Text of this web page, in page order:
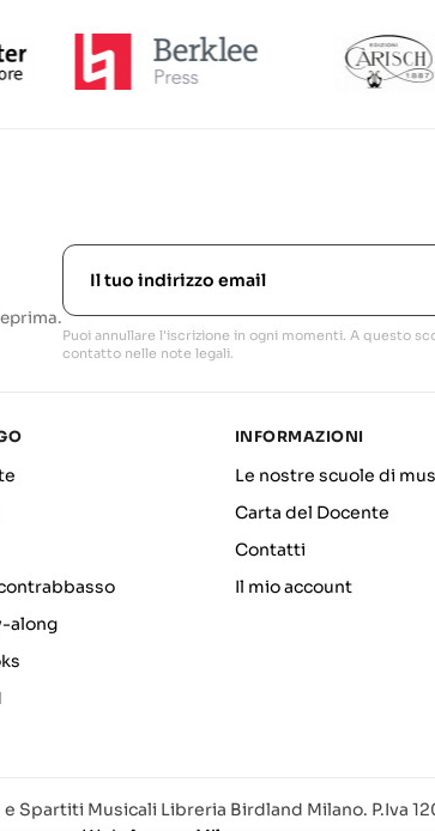
Puoi annullare l'iscrizione in ogni momenti. A questo
contatto nelle note legali.
along
INFORMAZIONI
Le nostre scuole di
Carta del Docente
Contatti
Il mio account
Spartiti Musicali Libreria Birdland Milano. P.Iva